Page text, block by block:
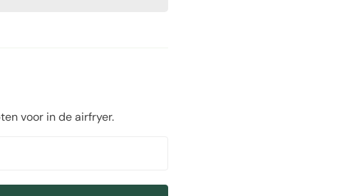
voor in de airfryer.